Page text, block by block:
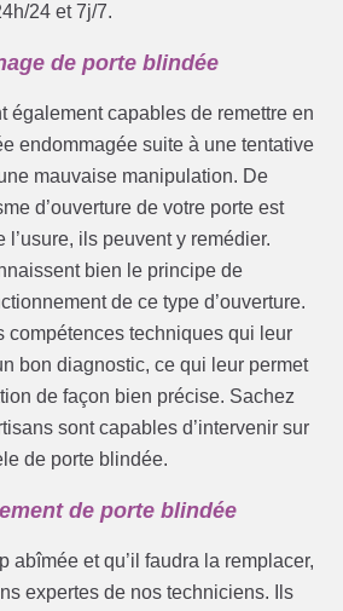
24 et 7j/7.
de porte blindée
également capables de remettre en
endommagée suite à une tentative
mauvaise manipulation. De
d’ouverture de votre porte est
ils peuvent y remédier.
bien le principe de
de ce type d’ouverture.
compétences techniques qui leur
bon diagnostic, ce qui leur permet
de façon bien précise. Sachez
sont capables d’intervenir sur
de porte blindée.
de porte blindée
abîmée et qu’il faudra la remplacer,
expertes de nos techniciens. Ils